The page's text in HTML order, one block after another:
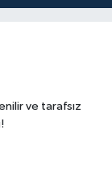
ve tarafsız